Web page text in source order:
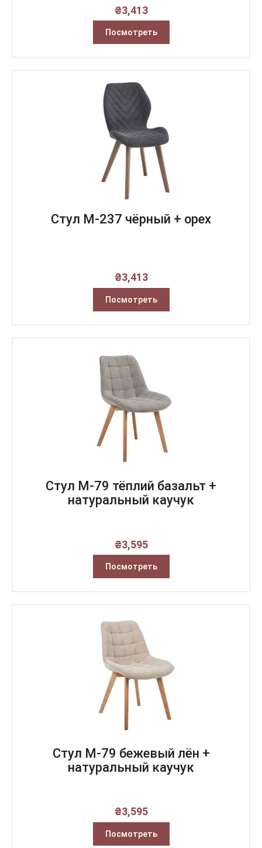
₴3,413
Посмотреть
Стул M-237 чёрный + орех
₴3,413
Посмотреть
Стул M-79 тёплий базальт +
натуральный каучук
₴3,595
Посмотреть
Стул M-79 бежевый лён +
натуральный каучук
₴3,595
Посмотреть